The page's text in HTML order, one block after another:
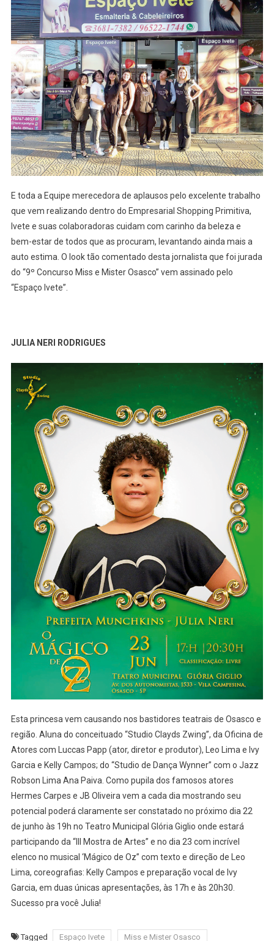
E toda a Equipe merecedora de aplausos pelo excelente trabalho
que vem realizando dentro do Empresarial Shopping Primitiva,
Ivete e suas colaboradoras cuidam com carinho da beleza e
bem-estar de todos que as procuram, levantando ainda mais a
auto estima. O look tão comentado desta jornalista que foi jurada
do “9º Concurso Miss e Mister Osasco” vem assinado pelo
“Espaço Ivete”.
JULIA NERI RODRIGUES
Esta princesa vem causando nos bastidores teatrais de Osasco e
região. Aluna do conceituado “Studio Clayds Zwing”, da Oficina de
Atores com Luccas Papp (ator, diretor e produtor), Leo Lima e Ivy
Garcia e Kelly Campos; do “Studio de Dança Wynner” com o Jazz
Robson Lima Ana Paiva. Como pupila dos famosos atores
Hermes Carpes e JB Oliveira vem a cada dia mostrando seu
potencial poderá claramente ser constatado no próximo dia 22
de junho às 19h no Teatro Municipal Glória Giglio onde estará
participando da “III Mostra de Artes” e no dia 23 com incrível
elenco no musical ‘Mágico de Oz” com texto e direção de Leo
Lima, coreografias: Kelly Campos e preparação vocal de Ivy
Garcia, em duas únicas apresentações, às 17h e às 20h30.
Sucesso pra você Julia!
Tagged Espaço Ivete
Miss e Mister Osasco